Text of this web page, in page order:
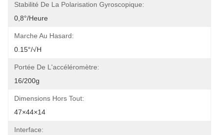
Stabilité De La Polarisation Gyroscopique:
0,8°/heure
Marche Au Hasard:
0.15°/√h
Portée De L'accéléromètre:
16/200g
Dimensions Hors Tout:
47×44×14
Interface: